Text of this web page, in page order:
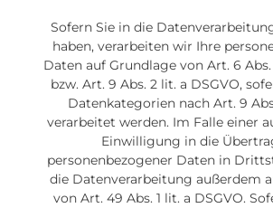
Sofern Sie in die
haben, verarbeiten wir Ihre
Daten auf Grundlage von Art. 6 Abs.
bzw. Art. 9 Abs. 2 lit. a DSGVO,
Datenkategorien nach Art. 9
verarbeitet werden. Im Falle einer
Einwilligung in die
personenbezogener Daten in
die Datenverarbeitung außerdem
von Art. 49 Abs. 1 lit. a DSGVO.